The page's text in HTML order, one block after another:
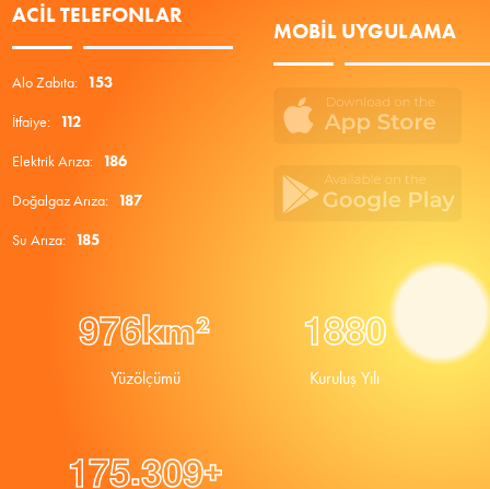
ACIL TELEFONLAR
Alo Zabıta: 153
İtfaiye: 112
Elektrik Arıza: 186
Doğalgaz Arıza: 187
Su Arıza: 185
MOBIL UYGULAMA
976km²
Yüzölçümü
1880
Kuruluş Yılı
175.309+